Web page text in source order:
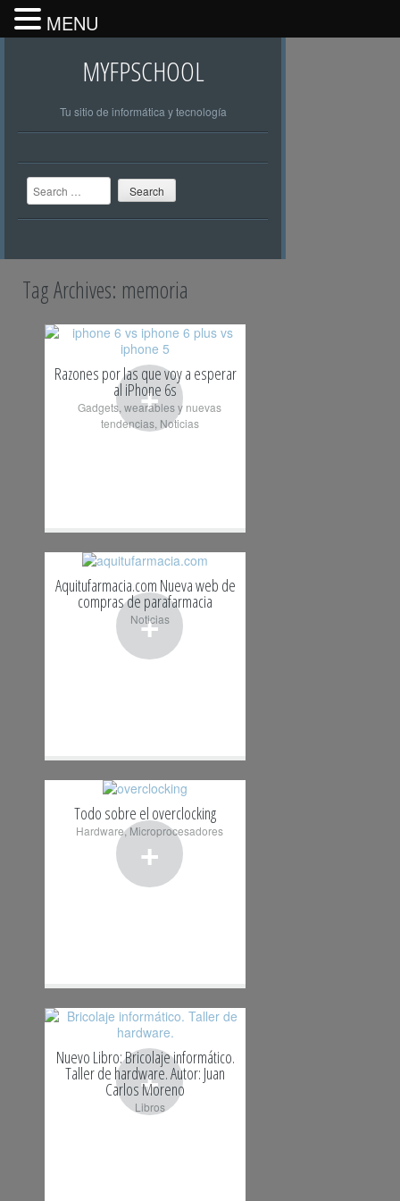
MYFPSCHOOL
Tu sitio de informática y tecnología
Search
Tag Archives: memoria
+
Razones por las que voy a esperar
al iPhone 6s
Gadgets, wearables y nuevas
tendencias, Noticias
+
Aquitufarmacia.com Nueva web de
compras de parafarmacia
Noticias
+
Todo sobre el overclocking
Hardware,Microprocesadores
+
Nuevo Libro: Bricolaje informático.
Taller de hardware. Autor: Juan
Carlos Moreno
Libros
MENU